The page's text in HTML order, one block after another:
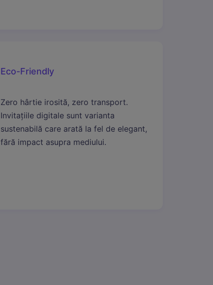
Eco-Friendly
Zero hârtie irosită, zero transport.
Invitațiile digitale sunt varianta
sustenabilă care arată la fel de elegant,
fără impact asupra mediului.